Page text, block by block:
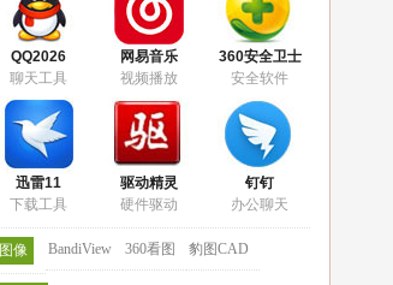
QQ2026
聊天工具
网易音乐
视频播放
360安全卫士
安全软件
迅雷11
下载工具
驱动精灵
硬件驱动
钉钉
办公聊天
图像 BandiView 360看图 豹图CAD